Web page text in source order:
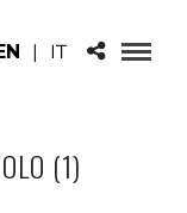
| IT
(1)